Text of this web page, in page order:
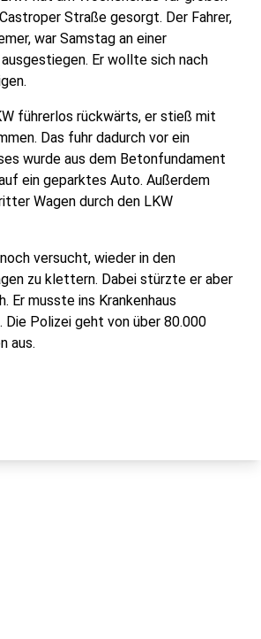
Straße gesorgt. Der Fahrer,
war Samstag an einer
Er wollte sich nach
führerlos rückwärts, er stieß mit
Das fuhr dadurch vor ein
wurde aus dem Betonfundament
ein geparktes Auto. Außerdem
Wagen durch den LKW
versucht, wieder in den
zu klettern. Dabei stürzte er aber
Er musste ins Krankenhaus
Die Polizei geht von über 80.000
aus.